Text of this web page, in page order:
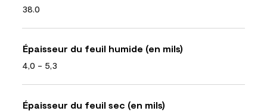
38.0
Épaisseur du feuil humide (en mils)
4,0 - 5,3
Épaisseur du feuil sec (en mils)